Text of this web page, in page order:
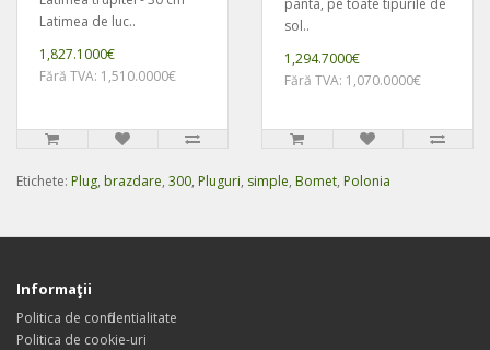
Latimea de luc..
1,827.1000€
Fără TVA: 1,510.0000€
panta, pe toate tipurile de
sol..
1,294.7000€
Fără TVA: 1,070.0000€
Etichete: Plug, brazdare, 300, Pluguri, simple, Bomet, Polonia
Informaţii
Politica de confidentialitate
Politica de cookie-uri